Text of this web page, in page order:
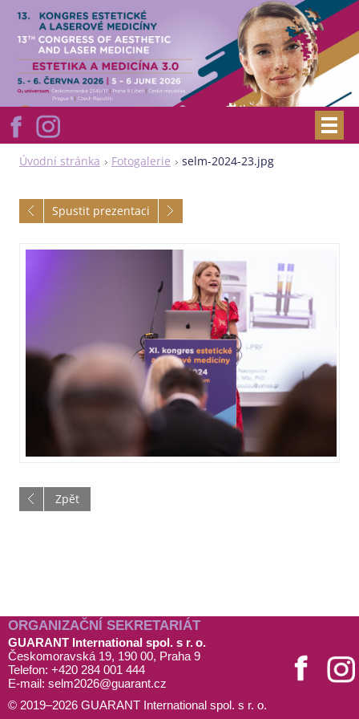
Úvodní stránka Fotogalerie selm-2024-23.jpg
Spustit prezentaci
Zpět
ORGANIZAČNÍ SEKRETARIÁT
GUARANT International spol. s r. o.
Českomoravská 19, 190 00, Praha 9
Telefon: +420 284 001 444
E-mail: selm2026@guarant.cz
© 2019–2026 GUARANT International spol. s r. o.